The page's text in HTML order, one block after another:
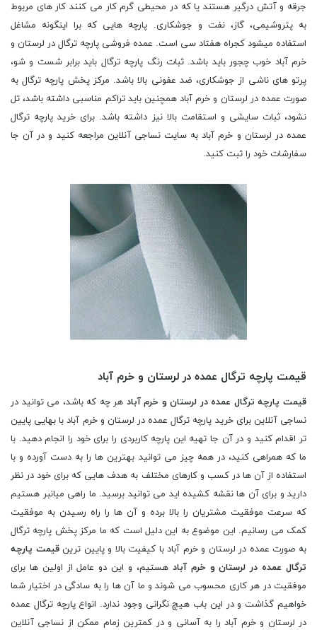
جرقه و آتش درگیر هستند یا که در محیطی گرم کار می کنند کار های مربوط
به پتروشیمی، گاز، نفت و جوشکاری. پارچه هایی که برا اینگونه مشاغل
استفاده میشود کجراه هفتاد سی است. عمده فروشی پارچه ترگال در لرستان و
خرم آباد خوب چجور باید باشد. ثبات رنگ پارچه ترگال باید برابر شست و شو،
پرتو های ناشی از جوشکاری، ضد عفونی بالا باشد. مرکز پخش پارچه ترگال به
صورت عمده در لرستان و خرم آباد همچنین باید تراکم مناسبی داشته باشد، تل
نشود، ثبات سایشی و استقامت بالا نیز داشته باشد. برای خرید پارچه ترگال
عمده در لرستان و خرم آباد به سایت نساجی آنلاین مراجعه کنید و در آن جا
سفارشات خود را ثبت کنید.
قیمت پارچه ترگال عمده در لرستان و خرم آباد
قیمت پارچه ترگال عمده در لرستان و خرم آباد هر چه که باشد، می توانید در
نساجی آنلاین برای خرید پارچه ترگال عمده در لرستان و خرم آباد با بهایی پایین
تر اقدام کنید و در آن جا تهیه این پارچه کاربردی را برای خود را انجام دهید. با
ما که همراهی کنید، در همه چیز می توانید بهترین ها را به دست آورده و با
استفاده از آن ها در کسب و کارهای مختلف به هدف هایی که برای خود در نظر
دارید و برای آن ها نقشه کشیده اید می توانید برسید. ما راهی میانبر هستیم
که سرعت موفقیت مشتریان را بالا برده و آن ها را راه رسیدن به موفقیت
کمک می رسانیم. این موضوع به این دلیل است که ما مرکز پخش پارچه ترگال
به صورت عمده در لرستان و خرم آباد با کیفیت بالا و پایین ترینقیمت پارچه
ترگال عمده در لرستان و خرم آباد هستیم، و این دو عامل از اولین ها برای
موفقیت در هر کاری محسوب می شوند و ما آن ها را به سادگی در اختیار شما
خواهیم گذاشت و در این باب هیچ نگرانی وجود ندارد. انواع پارچه ترگال عمده
در لرستان و خرم آباد را به آسانی و در کمترین زمام ممکن از نساجی آنلاین